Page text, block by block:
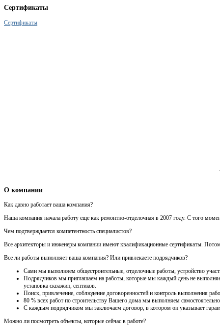
Сертификаты
Сертификаты
О компании
Как давно работает ваша компания?
Наша компания начала работу еще как ремонтно-отделочная в 2007 году. С того
Чем подтверждается компетентность специалистов?
Все архитекторы и инженеры компании имеют квалификационные сертификаты.
Все ли работы выполняет ваша компания? Или привлекаете подрядчиков?
Сами мы выполняем общестроительные, отделочные работы, устройство
Подрядчиков мы приглашаем на работы, которые мы каждый день не
установка скважин, септиков.
Поиск, привлечение, соблюдение договоренностей и контроль выполнения
80 % всех работ по строительству Вашего дома мы выполняем
С каждым подрядчиком мы заключаем договор, в котором он указывает
Можно ли посмотреть объекты, которые сейчас в работе?